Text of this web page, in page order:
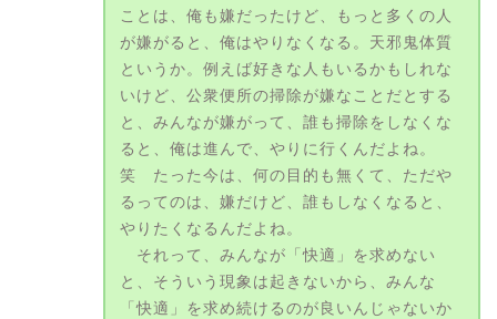
ことは、俺も嫌だったけど、もっと多くの人
が嫌がると、俺はやりなくなる。天邪鬼体質
というか。例えば好きな人もいるかもしれな
いけど、公衆便所の掃除が嫌なことだとする
と、みんなが嫌がって、誰も掃除をしなくな
ると、俺は進んで、やりに行くんだよね。
笑 たった今は、何の目的も無くて、ただや
るってのは、嫌だけど、誰もしなくなると、
やりたくなるんだよね。
それって、みんなが「快適」を求めない
と、そういう現象は起きないから、みんな
「快適」を求め続けるのが良いんじゃないか